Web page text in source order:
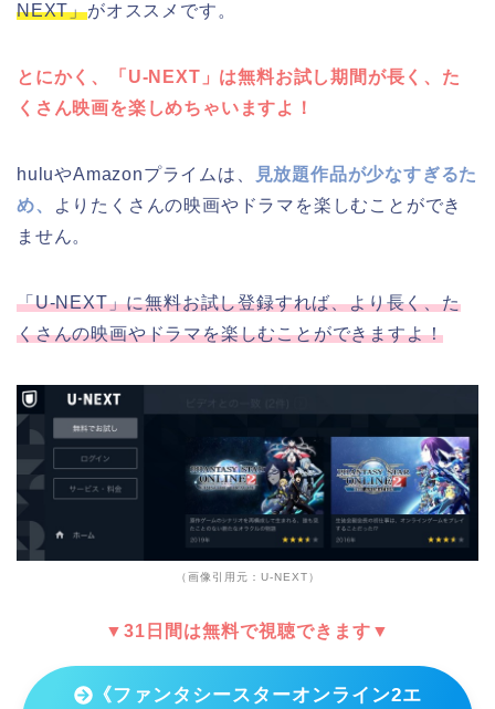
NEXT」がオススメです。
とにかく、「U-NEXT」は無料お試し期間が長く、た
くさん映画を楽しめちゃいますよ！
huluやAmazonプライムは、
見放題作品が少なすぎるた
め、
よりたくさんの映画やドラマを楽しむことができ
ません。
「U-NEXT」に無料お試し登録すれば、より長く、た
くさんの映画やドラマを楽しむことができますよ！
（画像引用元：U-NEXT）
▼31日間は無料で視聴できます▼
《ファンタシースターオンライン2エ